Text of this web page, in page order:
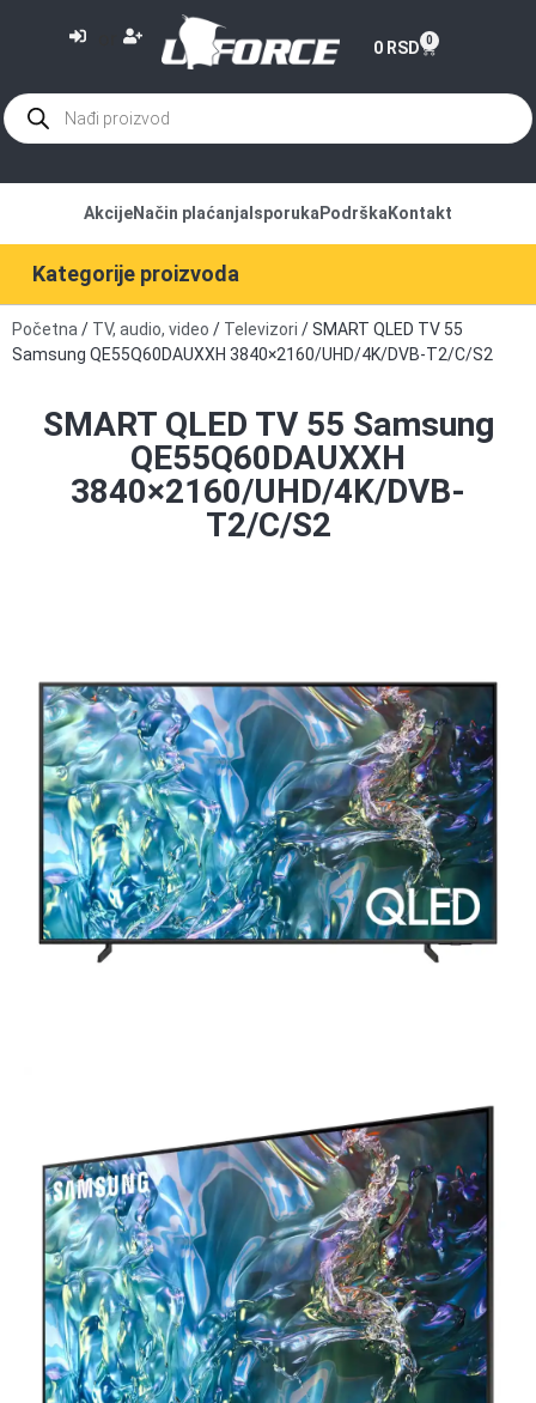
0 RSD 0
Kategorije proizvoda
AkcijeNačin plaćanja Isporuka Podrška Kontakt
Početna / TV, audio, video / Televizori / SMART QLED TV 55
Samsung QE55Q60DAUXXH 3840×2160/UHD/4K/DVB-T2/C/S2
SMART QLED TV 55 Samsung
QE55Q60DAUXXH
3840×2160/UHD/4K/DVB-
T2/C/S2